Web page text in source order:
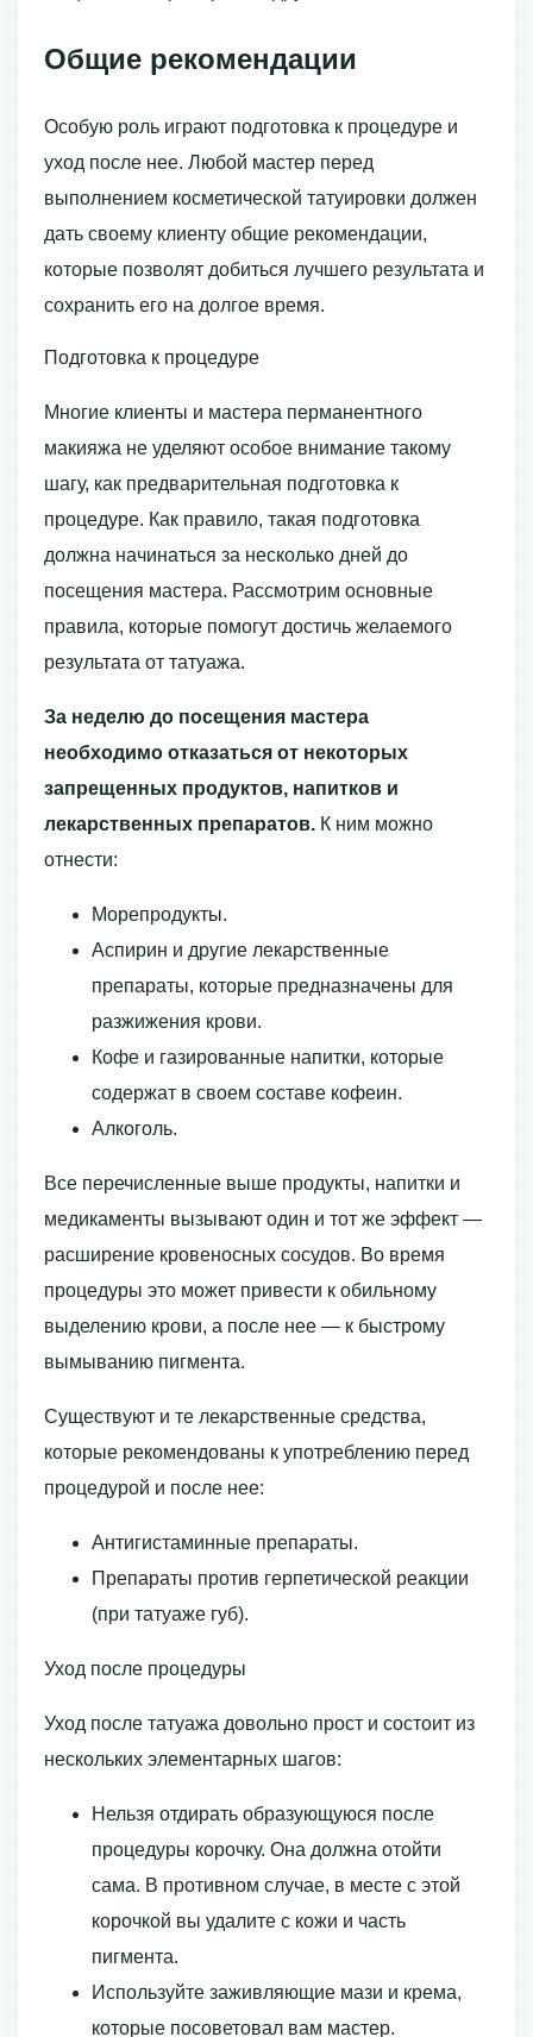
Общие рекомендации
Особую роль играют подготовка к процедуре и
уход после нее. Любой мастер перед
выполнением косметической татуировки должен
дать своему клиенту общие рекомендации,
которые позволят добиться лучшего результата и
сохранить его на долгое время.
Подготовка к процедуре
Многие клиенты и мастера перманентного
макияжа не уделяют особое внимание такому
шагу, как предварительная подготовка к
процедуре. Как правило, такая подготовка
должна начинаться за несколько дней до
посещения мастера. Рассмотрим основные
правила, которые помогут достичь желаемого
результата от татуажа.
За неделю до посещения мастера
необходимо отказаться от некоторых
запрещенных продуктов, напитков и
лекарственных препаратов. К ним можно
отнести:
Морепродукты.
Аспирин и другие лекарственные
препараты, которые предназначены для
разжижения крови.
Кофе и газированные напитки, которые
содержат в своем составе кофеин.
Алкоголь.
Все перечисленные выше продукты, напитки и
медикаменты вызывают один и тот же эффект —
расширение кровеносных сосудов. Во время
процедуры это может привести к обильному
выделению крови, а после нее — к быстрому
вымыванию пигмента.
Существуют и те лекарственные средства,
которые рекомендованы к употреблению перед
процедурой и после нее:
Антигистаминные препараты.
Препараты против герпетической реакции
(при татуаже губ).
Уход после процедуры
Уход после татуажа довольно прост и состоит из
нескольких элементарных шагов:
Нельзя отдирать образующуюся после
процедуры корочку. Она должна отойти
сама. В противном случае, в месте с этой
корочкой вы удалите с кожи и часть
пигмента.
Используйте заживляющие мази и крема,
которые посоветовал вам мастер.